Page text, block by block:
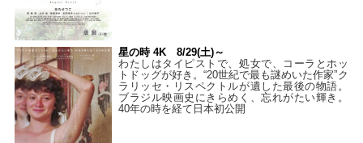
星の時 4K 8/29(土)～
わたしはタイピストで、処⼥で、コーラとホッ
トドッグが好き。“20世紀で最も謎めいた作家”ク
ラリッセ・リスペクトルが遺した最後の物語。
ブラジル映画史にきらめく、忘れがたい輝き。
40年の時を経て⽇本初公開